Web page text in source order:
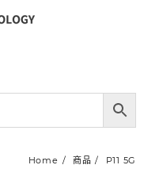
Home 商品 P11 5G